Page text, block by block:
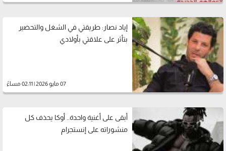
إياد نصار: طريقتي في الشغل والتحضير
بتأثر على علاقتي بأولادي
07 مايو 2026 | 02:11 مساءً
أبقى على أغنية واحدة.. أوكا يحذف كل
منشوراته على إنستجرام